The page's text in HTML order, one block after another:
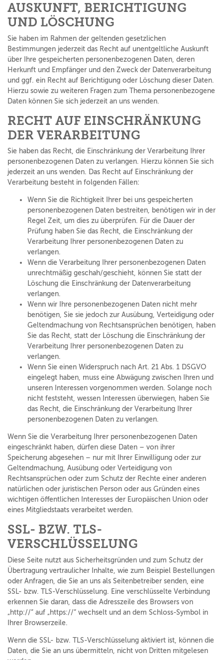
AUSKUNFT, BERICHTIGUNG
UND LÖSCHUNG
Sie haben im Rahmen der geltenden gesetzlichen
Bestimmungen jederzeit das Recht auf unentgeltliche Auskunft
über Ihre gespeicherten personenbezogenen Daten, deren
Herkunft und Empfänger und den Zweck der Datenverarbeitung
und ggf. ein Recht auf Berichtigung oder Löschung dieser Daten.
Hierzu sowie zu weiteren Fragen zum Thema personenbezogene
Daten können Sie sich jederzeit an uns wenden.
RECHT AUF EINSCHRÄNKUNG
DER VERARBEITUNG
Sie haben das Recht, die Einschränkung der Verarbeitung Ihrer
personenbezogenen Daten zu verlangen. Hierzu können Sie sich
jederzeit an uns wenden. Das Recht auf Einschränkung der
Verarbeitung besteht in folgenden Fällen:
Wenn Sie die Richtigkeit Ihrer bei uns gespeicherten
personenbezogenen Daten bestreiten, benötigen wir in der
Regel Zeit, um dies zu überprüfen. Für die Dauer der
Prüfung haben Sie das Recht, die Einschränkung der
Verarbeitung Ihrer personenbezogenen Daten zu
verlangen.
Wenn die Verarbeitung Ihrer personenbezogenen Daten
unrechtmäßig geschah/geschieht, können Sie statt der
Löschung die Einschränkung der Datenverarbeitung
verlangen.
Wenn wir Ihre personenbezogenen Daten nicht mehr
benötigen, Sie sie jedoch zur Ausübung, Verteidigung oder
Geltendmachung von Rechtsansprüchen benötigen, haben
Sie das Recht, statt der Löschung die Einschränkung der
Verarbeitung Ihrer personenbezogenen Daten zu
verlangen.
Wenn Sie einen Widerspruch nach Art. 21 Abs. 1 DSGVO
eingelegt haben, muss eine Abwägung zwischen Ihren und
unseren Interessen vorgenommen werden. Solange noch
nicht feststeht, wessen Interessen überwiegen, haben Sie
das Recht, die Einschränkung der Verarbeitung Ihrer
personenbezogenen Daten zu verlangen.
Wenn Sie die Verarbeitung Ihrer personenbezogenen Daten
eingeschränkt haben, dürfen diese Daten – von ihrer
Speicherung abgesehen – nur mit Ihrer Einwilligung oder zur
Geltendmachung, Ausübung oder Verteidigung von
Rechtsansprüchen oder zum Schutz der Rechte einer anderen
natürlichen oder juristischen Person oder aus Gründen eines
wichtigen öffentlichen Interesses der Europäischen Union oder
eines Mitgliedstaats verarbeitet werden.
SSL- BZW. TLS-
VERSCHLÜSSELUNG
Diese Seite nutzt aus Sicherheitsgründen und zum Schutz der
Übertragung vertraulicher Inhalte, wie zum Beispiel Bestellungen
oder Anfragen, die Sie an uns als Seitenbetreiber senden, eine
SSL- bzw. TLS-Verschlüsselung. Eine verschlüsselte Verbindung
erkennen Sie daran, dass die Adresszeile des Browsers von
„http://“ auf „https://“ wechselt und an dem Schloss-Symbol in
Ihrer Browserzeile.
Wenn die SSL- bzw. TLS-Verschlüsselung aktiviert ist, können die
Daten, die Sie an uns übermitteln, nicht von Dritten mitgelesen